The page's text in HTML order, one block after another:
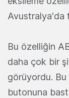
Avustralya'da
Bu özelliğin
daha çok bir
görüyordu.
butonuna